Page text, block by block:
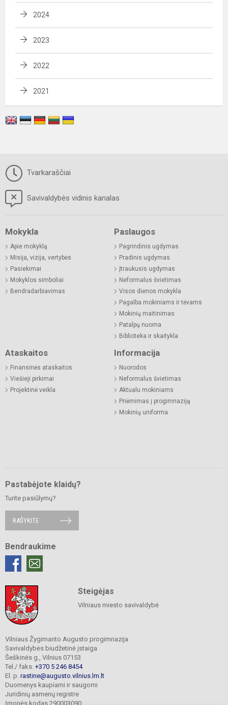
2024
2023
2022
2021
Tvarkaraščiai
Savivaldybės vidinis kanalas
Mokykla
Apie mokyklą
Misija, vizija, vertybės
Pasiekimai
Mokyklos simboliai
Bendradarbiavimas
Paslaugos
Pagrindinis ugdymas
Pradinis ugdymas
Įtraukusis ugdymas
Neformalus švietimas
Visos dienos mokykla
Pagalba mokiniams ir tėvams
Mokinių maitinimas
Patalpų nuoma
Biblioteka ir skaitykla
Ataskaitos
Finansinės ataskaitos
Viešieji pirkimai
Projektinė veikla
Informacija
Nuorodos
Neformalus švietimas
Aktualu mokiniams
Priėmimas į progimnaziją
Mokinių uniforma
Pastabėjote klaidų?
Turite pasiūlymų?
RAŠYKITE
Bendraukime
Steigėjas
Vilniaus miesto savivaldybė
Vilniaus Žygimanto Augusto progimnazija
Savivaldybės biudžetinė įstaiga
Šeškinės g., Vilnius 07153
Tel./ faks. +370 5 246 8454
El. p. rastine@augusto.vilnius.lm.lt
Duomenys kaupiami ir saugomi
Juridinių asmenų registre
Įmonės kodas 290003090